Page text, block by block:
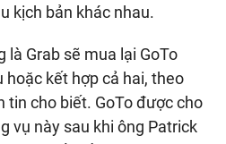
kịch bản khác nhau.
Grab sẽ mua lại GoTo
hoặc kết hợp cả hai, theo
tin cho biết. GoTo được cho
vụ này sau khi ông Patrick